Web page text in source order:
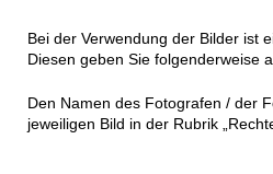
Bei der Verwendung der Bilder ist
Diesen geben Sie folgenderweise
Den Namen des Fotografen / der
jeweiligen Bild in der Rubrik